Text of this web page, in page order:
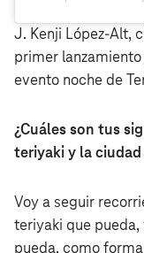
J. Kenji López-Alt,
primer
evento noche de
¿Cuáles son tus
teriyaki y la
Voy a seguir
teriyaki que
pueda, como